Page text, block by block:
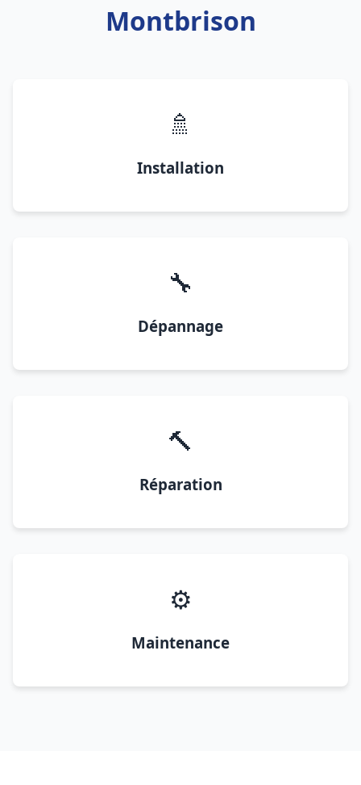
Montbrison
🚿
Installation
🔧
Dépannage
🔨
Réparation
⚙️
Maintenance